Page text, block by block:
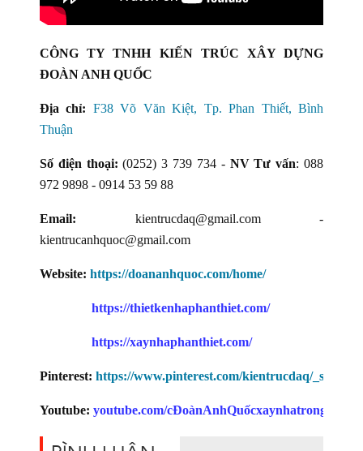
CÔNG TY TNHH KIẾN TRÚC XÂY DỰNG
ĐOÀN ANH QUỐC
Địa chỉ: F38 Võ Văn Kiệt, Tp. Phan Thiết, Bình
Thuận
Số điện thoại: (0252) 3 739 734 - NV Tư vấn: 088
972 9898 - 0914 53 59 88
Email: kientrucdaq@gmail.com -
kientrucanhquoc@gmail.com
Website: https://doananhquoc.com/home/
https://thietkenhaphanthiet.com/
https://xaynhaphanthiet.com/
Pinterest: https://www.pinterest.com/kientrucdaq/_saved/
Youtube: youtube.com/cĐoànAnhQuốcxaynhatrongoi